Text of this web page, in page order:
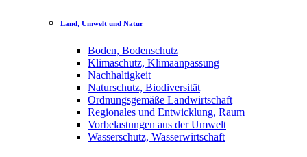
Land, Umwelt und Natur
Boden, Bodenschutz
Klimaschutz, Klimaanpassung
Nachhaltigkeit
Naturschutz, Biodiversität
Ordnungsgemäße Landwirtschaft
Regionales und Entwicklung, Raum
Vorbelastungen aus der Umwelt
Wasserschutz, Wasserwirtschaft